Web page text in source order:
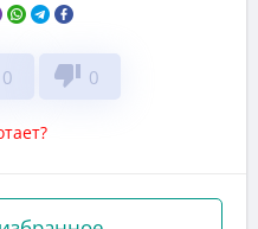
0 thumb_down 0